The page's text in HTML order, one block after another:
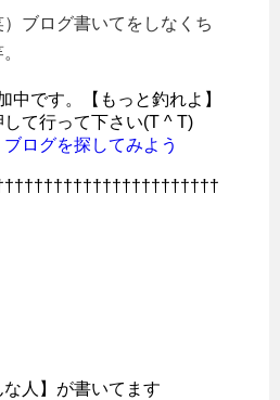
ブログ書いてをしなくち
中です。【もっと釣れよ】
て行って下さい(T ^ T)
ログを探してみよう
人】が書いてます